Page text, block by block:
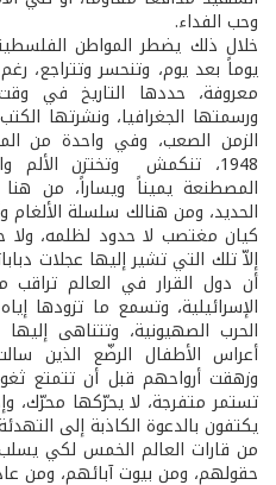
وحب الفداء.
خلال ذلك يضطر المواطن
يوماً بعد يوم، وتنحسر وتتراجع،
معروفة، حددها التاريخ في
ورسمتها الجغرافيا، ونشرتها
الزمن الصعب، وفي واحدة من
1948، تنكمش وتختزن الألم
المصطنعة يميناً ويساراً، من
الحديد، ومن هنالك سلسلة
كيان مغتصب لا حدود لظلمه، ولا
إلاّ تلك التي تشير إليها عجلات
أن دول القرار في العالم تراقب
الإسرائيلية، وتسمع ما تزودها
الحرب الصهيونية، وتتناهى
أعراس الأطفال الرضّع الذين
وزهقت أرواحهم قبل أن تتمتع
تستمر متفرجة، لا يحرّكها محرّك،
يكتفون بالدعوة الكاذبة إلى
من قارات العالم الخمس لكي
حقولهم، ومن بيوت آبائهم، ومن